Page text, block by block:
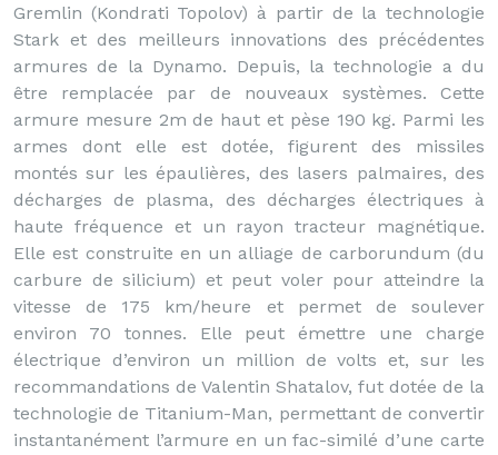
Gremlin (Kondrati Topolov) à partir de la technologie
Stark et des meilleurs innovations des précédentes
armures de la Dynamo. Depuis, la technologie a du
être remplacée par de nouveaux systèmes. Cette
armure mesure 2m de haut et pèse 190 kg. Parmi les
armes dont elle est dotée, figurent des missiles
montés sur les épaulières, des lasers palmaires, des
décharges de plasma, des décharges électriques à
haute fréquence et un rayon tracteur magnétique.
Elle est construite en un alliage de carborundum (du
carbure de silicium) et peut voler pour atteindre la
vitesse de 175 km/heure et permet de soulever
environ 70 tonnes. Elle peut émettre une charge
électrique d’environ un million de volts et, sur les
recommandations de Valentin Shatalov, fut dotée de la
technologie de Titanium-Man, permettant de convertir
instantanément l’armure en un fac-similé d’une carte